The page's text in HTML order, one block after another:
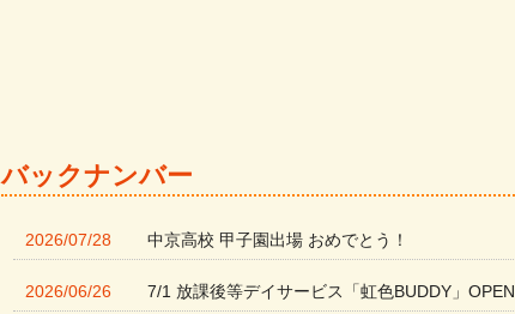
バックナンバー
2026/07/28 中京高校 甲子園出場 おめでとう！
2026/06/26 7/1 放課後等デイサービス「虹色BUDDY」OPEN